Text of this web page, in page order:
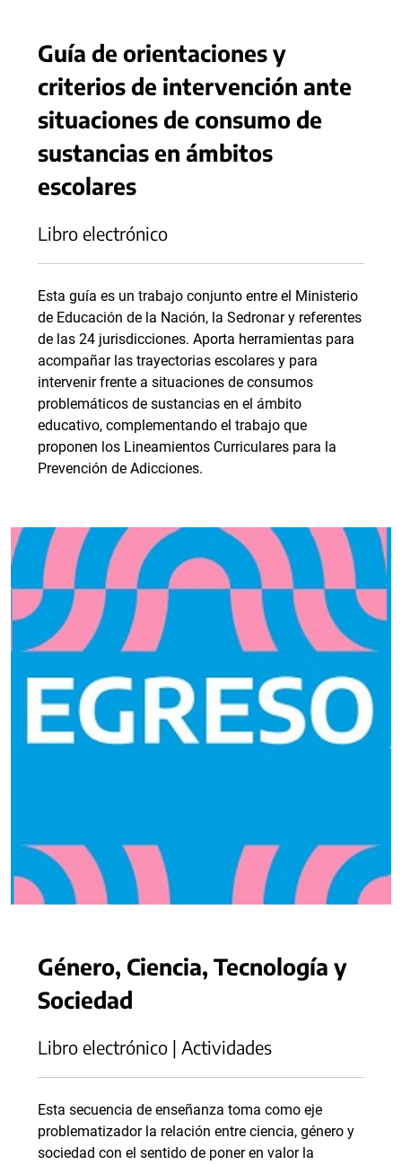
Guía de orientaciones y
criterios de intervención ante
situaciones de consumo de
sustancias en ámbitos
escolares
Libro electrónico
Esta guía es un trabajo conjunto entre el Ministerio
de Educación de la Nación, la Sedronar y referentes
de las 24 jurisdicciones. Aporta herramientas para
acompañar las trayectorias escolares y para
intervenir frente a situaciones de consumos
problemáticos de sustancias en el ámbito
educativo, complementando el trabajo que
proponen los Lineamientos Curriculares para la
Prevención de Adicciones.
Género, Ciencia, Tecnología y
Sociedad
Libro electrónico | Actividades
Esta secuencia de enseñanza toma como eje
problematizador la relación entre ciencia, género y
sociedad con el sentido de poner en valor la